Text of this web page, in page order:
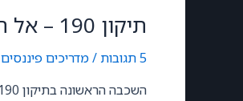
תיקון 190 – אל תשקיעו מבלי להכיר את השכבה הראשונה
5 תגובות /מדריכים פיננסים
השכבה הראשונה בתיקון 190 עומדת על כ-34,080 שקלים ואתם חייבים להכיר אותה לצד היתרונות במעבר בין דורי. זאת לפי שתבצעו את ההפקדה לקופת גמל לפי תיקון